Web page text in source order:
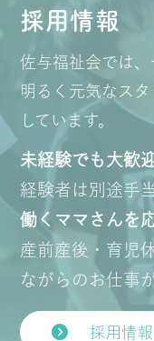
採用情報
佐与福祉会では、
明るく元気なス
しています。
未経験でも大歓
経験者は別途手
働くママさんを
産前産後・育児
ながらのお仕事
採用情報